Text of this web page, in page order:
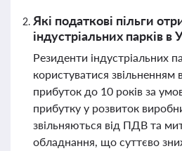
Які податкові пільги
індустріальних парків в
Резиденти індустріальних
користуватися звільненням
прибуток до 10 років за
прибутку у розвиток
звільняються від ПДВ та
обладнання, що суттєво